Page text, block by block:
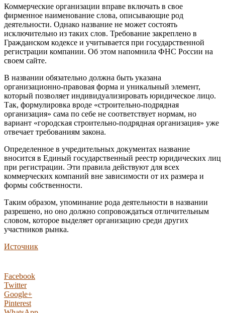
Коммерческие организации вправе включать в свое
фирменное наименование слова, описывающие род
деятельности. Однако название не может состоять
исключительно из таких слов. Требование закреплено в
Гражданском кодексе и учитывается при государственной
регистрации компании. Об этом напомнила ФНС России на
своем сайте.
В названии обязательно должна быть указана
организационно-правовая форма и уникальный элемент,
который позволяет индивидуализировать юридическое лицо.
Так, формулировка вроде «строительно-подрядная
организация» сама по себе не соответствует нормам, но
вариант «городская строительно-подрядная организация» уже
отвечает требованиям закона.
Определенное в учредительных документах название
вносится в Единый государственный реестр юридических лиц
при регистрации. Эти правила действуют для всех
коммерческих компаний вне зависимости от их размера и
формы собственности.
Таким образом, упоминание рода деятельности в названии
разрешено, но оно должно сопровождаться отличительным
словом, которое выделяет организацию среди других
участников рынка.
Источник
Facebook
Twitter
Google+
Pinterest